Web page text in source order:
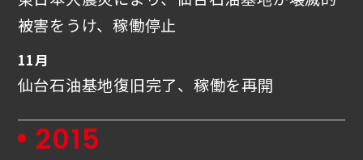
被害をうけ、稼働停止
11月
仙台石油基地復旧完了、稼働を再開
2015